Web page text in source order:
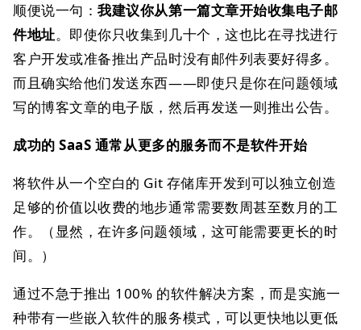
顺便说一句：我建议你从第一篇文章开始收集电子邮
件地址。即使你只收集到几十个，这也比在寻找进行
客户开发或准备推出产品时没有邮件列表要好得多。
而且确实给他们发送东西——即使只是你在问题领域
写的博客文章的电子版，然后再发送一则推出公告。
成功的 SaaS 通常从更多的服务而不是软件开始
将软件从一个空白的 Git 存储库开发到可以独立创造
足够的价值以收费的地步通常需要数周甚至数月的工
作。（显然，在许多问题领域，这可能需要更长的时
间。）
通过不急于推出 100% 的软件解决方案，而是实施一
种带有一些嵌入软件的服务模式，可以更快地以更低